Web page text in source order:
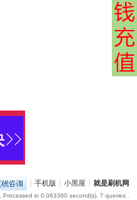
| 手机版 | 小黑屋 | 就是刷机网
, Processed in 0.063360 second(s), 7 queries .